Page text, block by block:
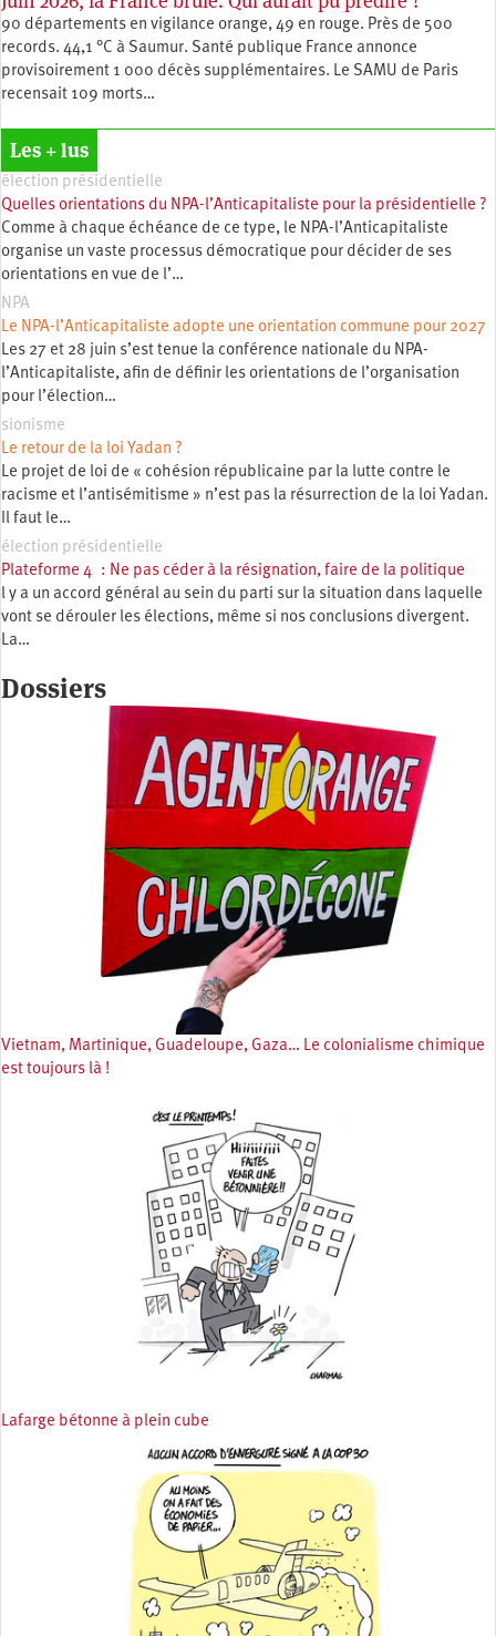
90 départements en vigilance orange, 49 en rouge. Près de 500
records. 44,1 °C à Saumur. Santé publique France annonce
provisoirement 1 000 décès supplémentaires. Le SAMU de Paris
recensait 109 morts…
Les + lus
élection présidentielle
Quelles orientations du NPA-l’Anticapitaliste pour la présidentielle ?
Comme à chaque échéance de ce type, le NPA-l’Anticapitaliste
organise un vaste processus démocratique pour décider de ses
orientations en vue de l’…
NPA
Le NPA-l’Anticapitaliste adopte une orientation commune pour 2027
Les 27 et 28 juin s’est tenue la conférence nationale du NPA-
l’Anticapitaliste, afin de définir les orientations de l’organisation
pour l’élection…
sionisme
Le retour de la loi Yadan ?
Le projet de loi de « cohésion républicaine par la lutte contre le
racisme et l’antisémitisme » n’est pas la résurrection de la loi Yadan.
Il faut le…
élection présidentielle
Plateforme 4 : Ne pas céder à la résignation, faire de la politique
l y a un accord général au sein du parti sur la situation dans laquelle
vont se dérouler les élections, même si nos conclusions divergent.
La…
Dossiers
Vietnam, Martinique, Guadeloupe, Gaza… Le colonialisme chimique
est toujours là !
Lafarge bétonne à plein cube